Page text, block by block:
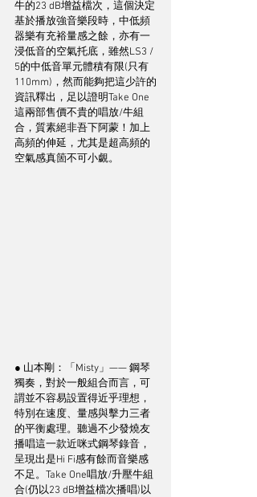
牛的23 dB增益檔次，這個決定
基於播放強音樂段時，中低頻
器樂有充裕量感之餘，亦有一
浸低音的空氣托底，雖然LS3 /
5的中低音單元體積有限(只有
110mm)，然而能夠把這少許的
資訊釋出，足以證明Take One
這兩部售價不貴的唱放/牛組
合，質素絕非吾下阿蒙！加上
高頻的伸延，尤其是超高頻的
空氣感真箇不可小覷。
● 山本剛：「Misty」—— 鋼琴
獨奏，對於一般組合而言，可
謂並不容易設置得近乎理想，
特別在速度、量感與擊力三者
的平衡處理。聽過不少發燒友
播唱這一款近咪式鋼琴錄音，
呈現出是Hi Fi感有餘而音樂感
不足。Take One唱放/升壓牛組
合(仍以23 dB增益檔次播唱)以